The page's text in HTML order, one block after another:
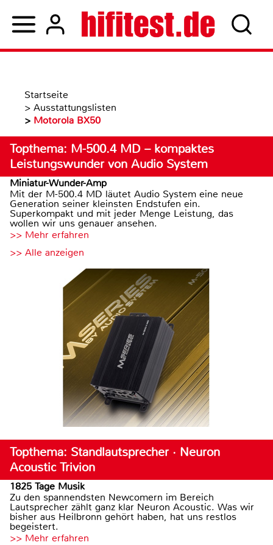
Startseite
> Ausstattungslisten
> Motorola BX50
Topthema: M-500.4 MD – kompaktes
Leistungswunder von Audio System
Miniatur-Wunder-Amp
Mit der M-500.4 MD läutet Audio System eine neue
Generation seiner kleinsten Endstufen ein.
Superkompakt und mit jeder Menge Leistung, das
wollen wir uns genauer ansehen.
>> Mehr erfahren
>> Alle anzeigen
Topthema: Standlautsprecher · Neuron
Acoustic Trivion
1825 Tage Musik
Zu den spannendsten Newcomern im Bereich
Lautsprecher zählt ganz klar Neuron Acoustic. Was wir
bisher aus Heilbronn gehört haben, hat uns restlos
begeistert.
>> Mehr erfahren